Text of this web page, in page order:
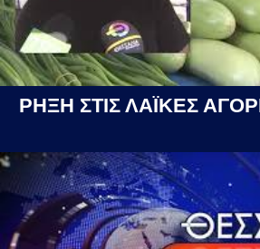
ΡΗΞΗ ΣΤΙΣ ΛΑΪΚΕΣ